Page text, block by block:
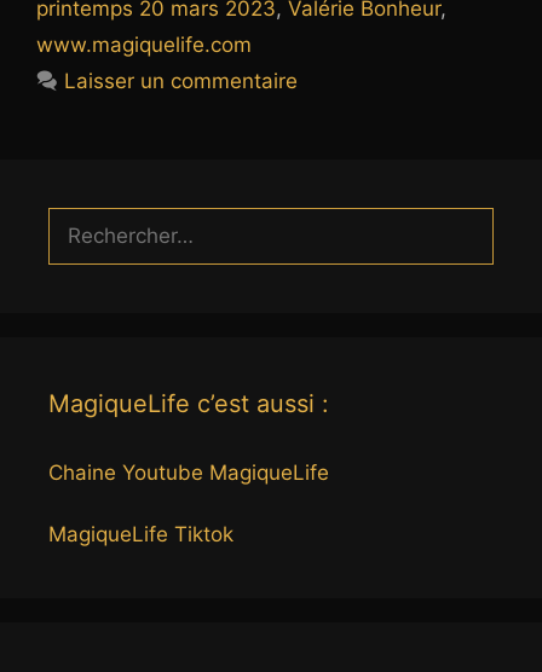
printemps 20 mars 2023, Valérie Bonheur,
www.magiquelife.com
Laisser un commentaire
Rechercher :
MagiqueLife c’est aussi :
Chaine Youtube MagiqueLife
MagiqueLife Tiktok